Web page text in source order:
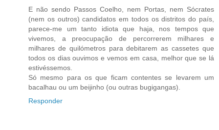
E não sendo Passos Coelho, nem Portas, nem Sócrates
(nem os outros) candidatos em todos os distritos do país,
parece-me um tanto idiota que haja, nos tempos que
vivemos, a preocupação de percorrerem milhares e
milhares de quilómetros para debitarem as cassetes que
todos os dias ouvimos e vemos em casa, melhor que se lá
estivéssemos.
Só mesmo para os que ficam contentes se levarem um
bacalhau ou um beijinho (ou outras bugigangas).
Responder